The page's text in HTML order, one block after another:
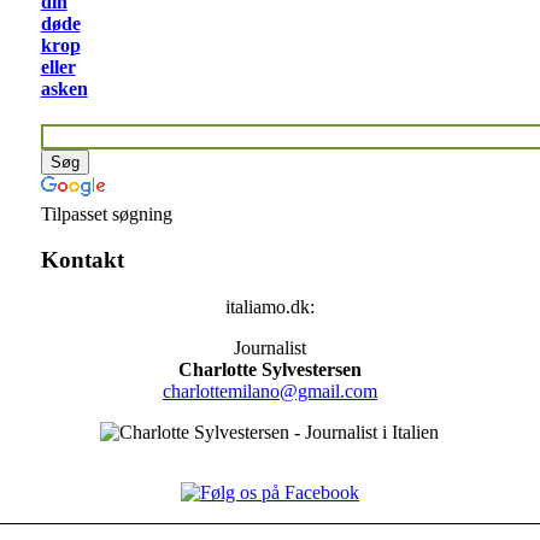
døde
krop
eller
asken
Tilpasset søgning
Kontakt
italiamo.dk:
Journalist
Charlotte Sylvestersen
charlottemilano@gmail.com